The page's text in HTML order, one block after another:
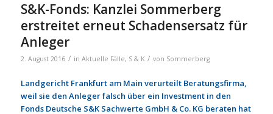
S&K-Fonds: Kanzlei Sommerberg
erstreitet erneut Schadensersatz für
Anleger
2. August 2016 / in Aktuelle Fälle, S & K / von Sommerberg
Landgericht Frankfurt am Main verurteilt Beratungsfirma,
weil sie den Anleger falsch über ein Investment in den
Fonds Deutsche S&K Sachwerte GmbH & Co. KG beraten hat